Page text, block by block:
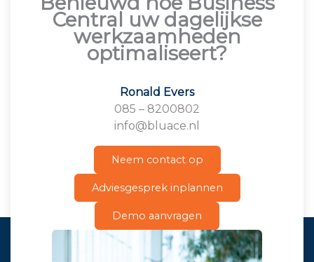
Central uw dagelijkse
werkzaamheden
optimaliseert?
Ronald Evers
085 – 8200802
info@bluace.nl
Neem contact op
Adviesgesprek inplannen
Demo aanvragen